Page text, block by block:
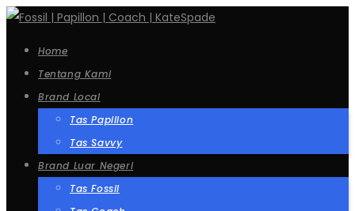
Home
Tentang Kami
Brand Local
Tas Papillon
Tas Savvy
Brand Luar Negeri
Tas Fossil